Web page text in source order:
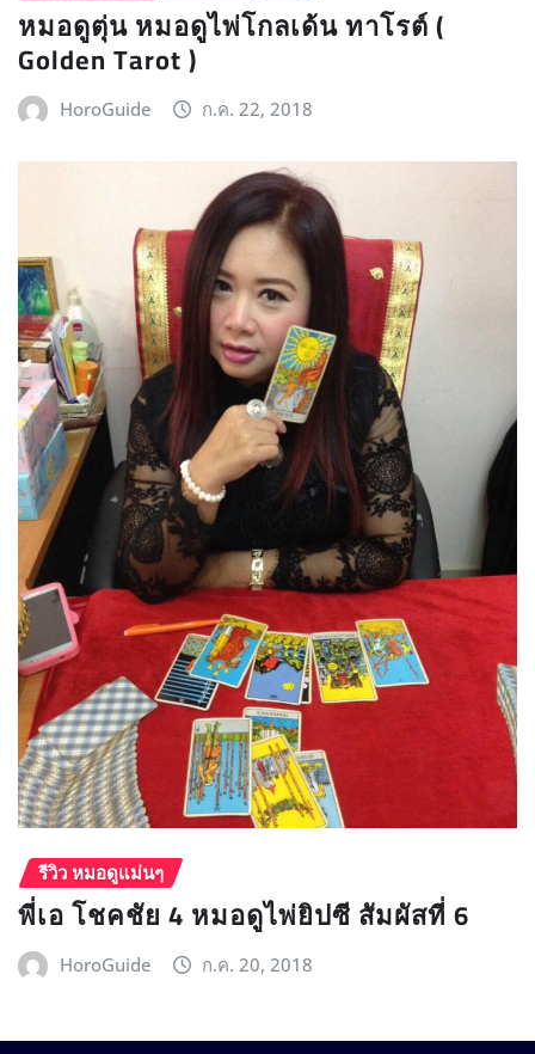
หมอดูตุ่น หมอดูไพ่โกลเด้น ทาโรต์ (
Golden Tarot )
HoroGuide ก.ค. 22, 2018
รีวิว หมอดูแม่นๆ
พี่เอ โชคชัย 4 หมอดูไพ่ยิปซี สัมผัสที่ 6
HoroGuide ก.ค. 20, 2018